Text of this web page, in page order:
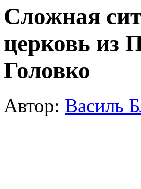
Сложная
церковь из
Головко
Автор: Василь